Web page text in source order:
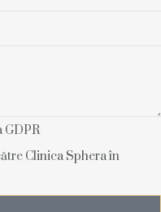
GDPR
Clinica Sphera în